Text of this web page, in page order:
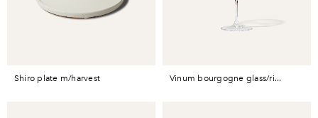
shiro plate m/harvest vinum bourgogne glass/ri...